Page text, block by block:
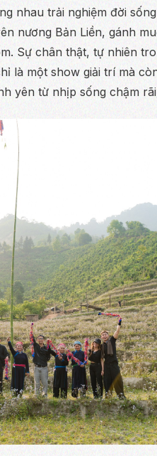
nhau trải nghiệm đời
nương Bản Liền, gánh
Sự chân thật, tự nhiên
là một show giải trí mà
yên từ nhịp sống chậm